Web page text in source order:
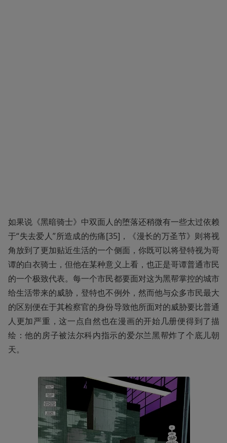
如果说《黑暗骑士》中双面人的堕落还稍微有一些太过依赖
于“失去爱人”所造成的伤痛[35]，《漫长的万圣节》则将视
角放到了更加贴近生活的一个侧面，你既可以将登特视为哥
谭的白衣骑士，但他在某种意义上看，也正是哥谭普通市民
的一个极致代表。每一个市民都要面对这为黑帮掌控的城市
给生活带来的威胁，登特也不例外，然而他与众多市民最大
的区别便在于其检察官的身份导致他所面对的威胁要比普通
人更加严重，这一点自然也在漫画的开始几册便得到了描
绘：他的房子被法尔科内指示的爱尔兰黑帮炸了个底儿朝
天。